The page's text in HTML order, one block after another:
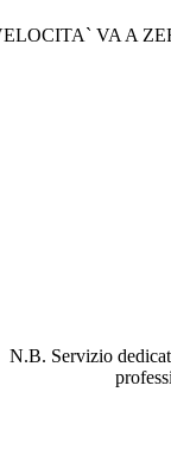
VA A
N.B. Servizio